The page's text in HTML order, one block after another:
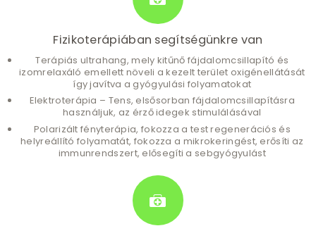
Fizikoterápiában segítségünkre van
Terápiás ultrahang, mely kitűnő fájdalomcsillapító és
izomrelaxáló emellett növeli a kezelt terület oxigénellátását
így javítva a gyógyulási folyamatokat
Elektroterápia – Tens, elsősorban fájdalomcsillapításra
használjuk, az érző idegek stimulálásával
Polarizált fényterápia, fokozza a test regenerációs és
helyreállító folyamatát, fokozza a mikrokeringést, erősíti az
immunrendszert, elősegíti a sebgyógyulást